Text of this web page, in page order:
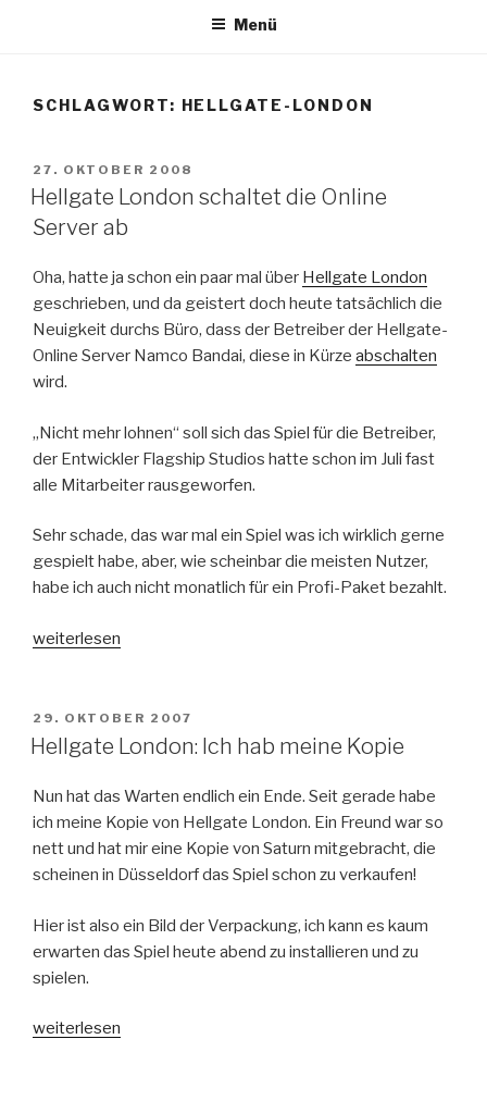
Menü
SCHLAGWORT: HELLGATE-LONDON
VERÖFFENTLICHT
AM
27. OKTOBER 2008
Hellgate London schaltet die Online
Server ab
Oha, hatte ja schon ein paar mal über Hellgate London
geschrieben, und da geistert doch heute tatsächlich die
Neuigkeit durchs Büro, dass der Betreiber der Hellgate-
Online Server Namco Bandai, diese in Kürze abschalten
wird.
„Nicht mehr lohnen“ soll sich das Spiel für die Betreiber,
der Entwickler Flagship Studios hatte schon im Juli fast
alle Mitarbeiter rausgeworfen.
Sehr schade, das war mal ein Spiel was ich wirklich gerne
gespielt habe, aber, wie scheinbar die meisten Nutzer,
habe ich auch nicht monatlich für ein Profi-Paket bezahlt.
„Hellgate
die
Online
ab“
weiterlesen
VERÖFFENTLICHT
AM
29. OKTOBER 2007
Hellgate London: Ich hab meine Kopie
Nun hat das Warten endlich ein Ende. Seit gerade habe
ich meine Kopie von Hellgate London. Ein Freund war so
nett und hat mir eine Kopie von Saturn mitgebracht, die
scheinen in Düsseldorf das Spiel schon zu verkaufen!
Hier ist also ein Bild der Verpackung, ich kann es kaum
erwarten das Spiel heute abend zu installieren und zu
spielen.
„Hellgate
weiterlesen